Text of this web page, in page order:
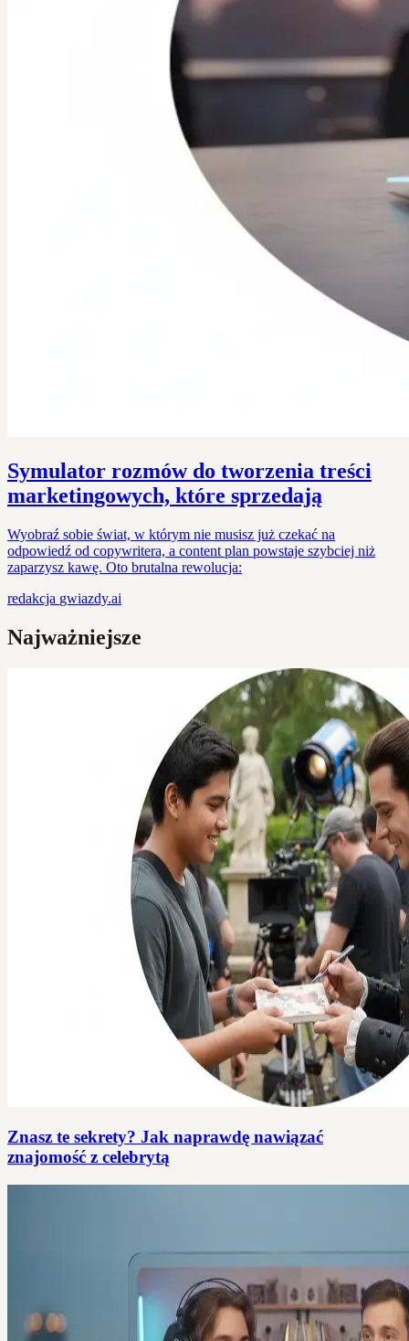
Symulator rozmów do tworzenia treści
marketingowych, które sprzedają
Wyobraź sobie świat, w którym nie musisz już czekać na
odpowiedź od copywritera, a content plan powstaje szybciej niż
zaparzysz kawę. Oto brutalna rewolucja:
redakcja gwiazdy.ai
Najważniejsze
Znasz te sekrety? Jak naprawdę nawiązać
znajomość z celebrytą